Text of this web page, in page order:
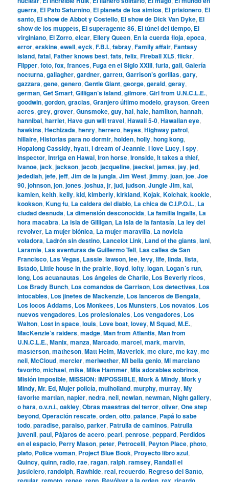
guerra, El Pato Saturnino, El planeta de los simios, El prisionero, El
santo, El show de Abbot y Costello, El show de Dick Van Dyke, El
show de los muppets, El superagente 86, El túnel del tiempo, El
virginiano, El Zorro,elcar, Ellery Queen, En la cuerda floja,epoca,
error,erskine,ewell,eyck,F.B.I.,fabray,Family affair,Fantasy
island,fatal,Father knows best,fats,felix,Fireball XL5,flickr,
Flipper,foto,fox,frances,Fuga en el Siglo XXIII,furia,gail,Galería
nocturna,gallagher,gardner,garrett,Garrison’s gorillas,gary,
gazzara,gene,genero,Gentle Giant,george,gerald,geray,
german,Get Smart,Gilligan’s island,gilmore,Girl from U.N.C.L.E.,
goodwin,gordon,gracias,Granjero último modelo,grayson,Green
acres,grey,grover,Gunsmoke,guy,hal,hale,hamilton,hannah,
hannibal,harriet,Have gun will travel,Hawaii 5-0,Hawaiian eye,
hawkins,Hechizada,henry,herrero,heyes,Highway patrol,
hillaire,Historias para no dormir,holden,holly,hong kong,
Hopalong Cassidy,hyatt,I dream of Jeannie,I love Lucy,I spy,
inspector,Intriga en Hawai,Iron horse,Ironside,It takes a thief,
Ivanoe,jack,jackson,jacob,jacqueline,jaeckel,james,jay,jed,
jedediah,jefe,jeff,Jim de la jungla,Jim West,jimmy,joan,joe,Joe
90,johnson,jon,jones,joshua,jr,jud,judson,Jungle Jim,kai,
kamien,keith,kelly,kid,kimberly,kirkland,Kojak,Kolchak,kookie,
kookson,Kung fu, La caldera del diablo, La chica de C.I.P.O.L., La
ciudad desnuda, La dimensión desconocida, La familia Ingalls, La
hora macabra, La isla de Gilligan, La isla de la fantasía, La ley del
revolver, La mujer biónica, La mujer maravilla, La novicia
voladora, Ladrón sin destino, Lancelot Link, Land of the giants,lani,
Laramie, Las aventuras de Guillermo Tell, Las calles de San
Francisco, Las Vegas, Lassie,lawson,lee,levy,life,linda,lista,
listado, Little house in the prairie,lloyd,lofty,logan, Logan´s run,
long, Los acuanautas, Los ángeles de Charlie, Los Beverly ricos,
Los Brady Bunch, Los comandos de Garrison, Los detectives, Los
intocables, Los jinetes de Mackenzie, Los lanceros de Bengala,
Los locos Addams, Los Monkees, Los Munsters, Los novatos, Los
nuevos vengadores, Los profesionales, Los vengadores, Los
Walton, Lost in space,louis, Love boat,lovey,M Squad,M.E.,
MacKenzie’s raiders,madge,Man from Atlantis,Man from
U.N.C.L.E.,Manix,manza,Marcado,marcel,mark,marvin,
masterson,matheson,Matt Helm,Maverick,mc clure,mc kay,mc
neil,McCloud,mercier,meriwether,Mi bella genio,Mi marciano
favorito,michael,mike,Mike Hammer,Mis adorables sobrinos,
Misión imposible,MISSION: IMPOSSIBLE,Mork & Mindy,Mork y
Mindy,Mr. Ed,Mujer policía,mulholland,murphy,murray,My
favorite martian,napier,nedra,neil,newlan,newman,Night gallery,
o hara,o.v.n.i.,oakley,Obras maestras del terror,oliver,One step
beyond,Operación rescate,orden,otto,palance, Papá lo sabe
todo,paradise,paraiso,parker, Patrulla de caminos, Patrulla
juvenil,paul, Pájaros de acero,pearl,penrose,peppard, Perdidos
en el espacio, Perry Mason,peter, Petrocelli, Peyton Place,photo,
plato, Police woman, Project Blue Book, Proyecto libro azul,
Quincy,quinn,radio,rae,ragan,ralph,ramsey, Randall el
justiciero,randolph, Rawhide,real,recuerdo, Regreso del Santo,
, , , , , , ,